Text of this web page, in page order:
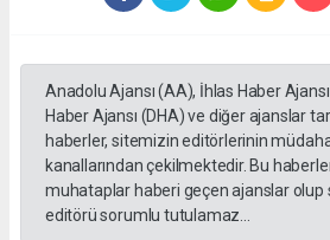
Anadolu Ajansı (AA), İhlas Haber
Haber Ajansı (DHA) ve diğer ajanslar
haberler, sitemizin editörlerinin
kanallarından çekilmektedir. Bu
muhataplar haberi geçen ajanslar olup
editörü sorumlu tutulamaz...